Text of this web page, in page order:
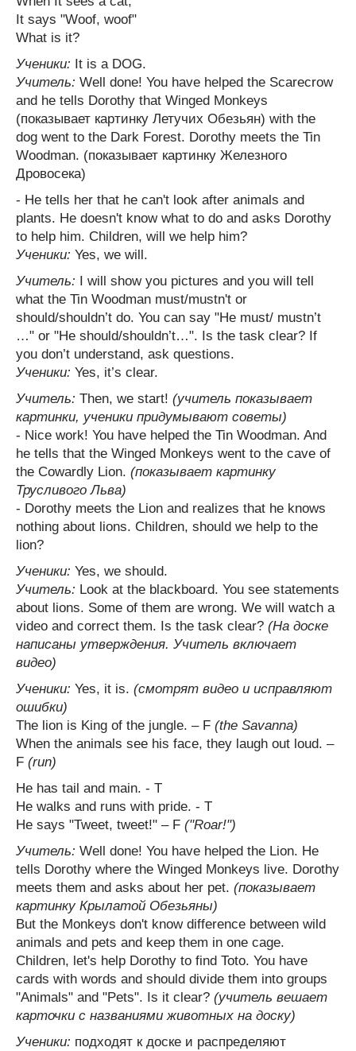
It says "Woof, woof"
What is it?
Ученики: It is a DOG.
Учитель: Well done! You have helped the Scarecrow
and he tells Dorothy that Winged Monkeys
(показывает картинку Летучих Обезьян) with the
dog went to the Dark Forest. Dorothy meets the Tin
Woodman. (показывает картинку Железного
Дровосека)
- He tells her that he can't look after animals and
plants. He doesn't know what to do and asks Dorothy
to help him. Children, will we help him?
Ученики: Yes, we will.
Учитель: I will show you pictures and you will tell
what the Tin Woodman must/mustn't or
should/shouldn’t do. You can say "He must/ mustn’t
…" or "He should/shouldn’t…". Is the task clear? If
you don’t understand, ask questions.
Ученики: Yes, it’s clear.
Учитель: Then, we start! (учитель показывает
картинки, ученики придумывают советы)
- Nice work! You have helped the Tin Woodman. And
he tells that the Winged Monkeys went to the cave of
the Cowardly Lion. (показывает картинку
Трусливого Льва)
- Dorothy meets the Lion and realizes that he knows
nothing about lions. Children, should we help to the
lion?
Ученики: Yes, we should.
Учитель: Look at the blackboard. You see statements
about lions. Some of them are wrong. We will watch a
video and correct them. Is the task clear? (На доске
написаны утверждения. Учитель включает
видео)
Ученики: Yes, it is. (смотрят видео и исправляют
ошибки)
The lion is King of the jungle. – F (the Savanna)
When the animals see his face, they laugh out loud. –
F (run)
He has tail and main. - T
He walks and runs with pride. - T
He says "Tweet, tweet!" – F ("Roar!")
Учитель: Well done! You have helped the Lion. He
tells Dorothy where the Winged Monkeys live. Dorothy
meets them and asks about her pet. (показывает
картинку Крылатой Обезьяны)
But the Monkeys don't know difference between wild
animals and pets and keep them in one cage.
Children, let's help Dorothy to find Toto. You have
cards with words and should divide them into groups
"Animals" and "Pets". Is it clear? (учитель вешает
карточки с названиями животных на доску)
Ученики: подходят к доске и распределяют